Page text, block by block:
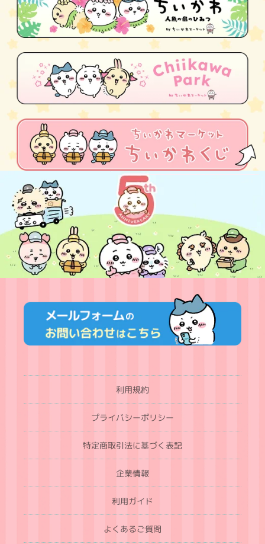
利用規約
プライバシーポリシー
特定商取引法に基づく表記
企業情報
利用ガイド
よくあるご質問